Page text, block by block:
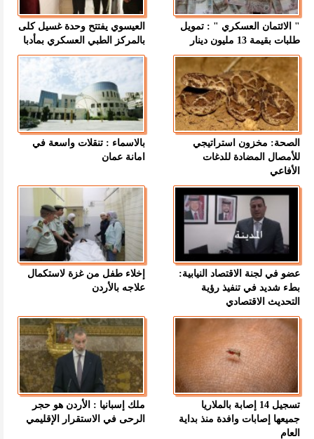
" الائتمان العسكري " : تمويل
طلبات بقيمة 13 مليون دينار
العيسوي يفتتح وحدة غسيل كلى
بالمركز الطبي العسكري بمأدبا
الصحة: مخزون استراتيجي
للأمصال المضادة للدغات
الأفاعي
بالاسماء : تنقلات واسعة في
امانة عمان
عضو في لجنة الاقتصاد النيابية:
بطء شديد في تنفيذ رؤية
التحديث الاقتصادي
إخلاء طفل من غزة لاستكمال
علاجه بالأردن
تسجيل 14 إصابة بالملاريا
جميعها إصابات وافدة منذ بداية
العام
ملك إسبانيا : الأردن هو حجر
الرحى في الاستقرار الإقليمي